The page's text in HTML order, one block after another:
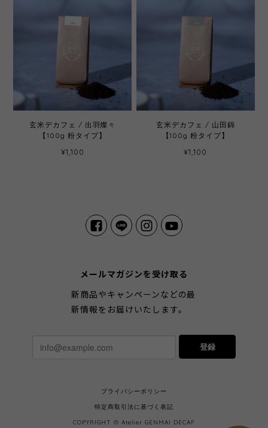
玄米デカフェ / 出羽燦々
【100g 粉タイプ】
¥1,100
玄米デカフェ / 山田錦
【100g 粉タイプ】
¥1,100
メールマガジンを受け取る
新商品やキャンペーンなどの最
新情報をお届けいたします。
登録
プライバシーポリシー
特定商取引法に基づく表記
COPYRIGHT © Atelier GENMAI DECAF